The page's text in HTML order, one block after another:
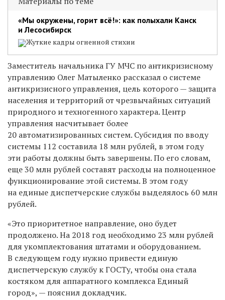
«Мы окружены, горит всё!»: как полыхали Канск
и Лесосибирск
Жуткие кадры огненной стихии
Заместитель начальника ГУ МЧС по антикризисному
управлению Олег Матыленко рассказал о системе
антикризисного управления, цель которого — защита
населения и территорий от чрезвычайных ситуаций
природного и техногенного характера. Центр
управления насчитывает более
20 автоматизированных систем. Субсидия по вводу
системы 112 составила 18 млн рублей, в этом году
эти работы должны быть завершены. По его словам,
еще 30 млн рублей составят расходы на полноценное
функционирование этой системы. В этом году
на единые диспетчерские службы выделялось 60 млн
рублей.
«Это приоритетное направление, оно будет
продолжено. На 2018 год необходимо 23 млн рублей
для укомплектования штатами и оборудованием.
В следующем году нужно привести единую
диспетчерскую службу к ГОСТу, чтобы она стала
костяком для аппаратного комплекса Единый
город», — пояснил докладчик.